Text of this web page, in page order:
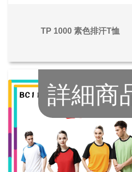
TP 1000 素色排汗T恤
詳細商